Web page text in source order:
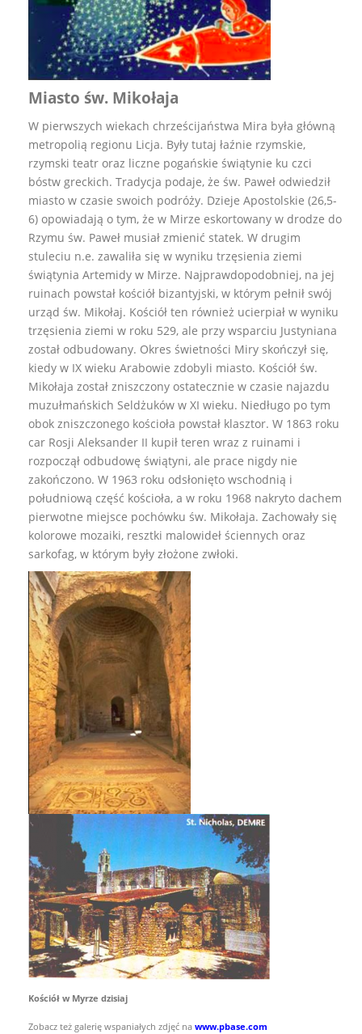
Miasto św. Mikołaja
W pierwszych wiekach chrześcijaństwa Mira była główną
metropolią regionu Licja. Były tutaj łaźnie rzymskie,
rzymski teatr oraz liczne pogańskie świątynie ku czci
bóstw greckich. Tradycja podaje, że św. Paweł odwiedził
miasto w czasie swoich podróży. Dzieje Apostolskie (26,5-
6) opowiadają o tym, że w Mirze eskortowany w drodze do
Rzymu św. Paweł musiał zmienić statek. W drugim
stuleciu n.e. zawaliła się w wyniku trzęsienia ziemi
świątynia Artemidy w Mirze. Najprawdopodobniej, na jej
ruinach powstał kościół bizantyjski, w którym pełnił swój
urząd św. Mikołaj. Kościół ten również ucierpiał w wyniku
trzęsienia ziemi w roku 529, ale przy wsparciu Justyniana
został odbudowany. Okres świetności Miry skończył się,
kiedy w IX wieku Arabowie zdobyli miasto. Kościół św.
Mikołaja został zniszczony ostatecznie w czasie najazdu
muzułmańskich Seldżuków w XI wieku. Niedługo po tym
obok zniszczonego kościoła powstał klasztor. W 1863 roku
car Rosji Aleksander II kupił teren wraz z ruinami i
rozpoczął odbudowę świątyni, ale prace nigdy nie
zakończono. W 1963 roku odsłonięto wschodnią i
południową część kościoła, a w roku 1968 nakryto dachem
pierwotne miejsce pochówku św. Mikołaja. Zachowały się
kolorowe mozaiki, resztki malowideł ściennych oraz
sarkofag, w którym były złożone zwłoki.
Kościół w Myrze dzisiaj
Zobacz też galerię wspaniałych zdjęć na www.pbase.com